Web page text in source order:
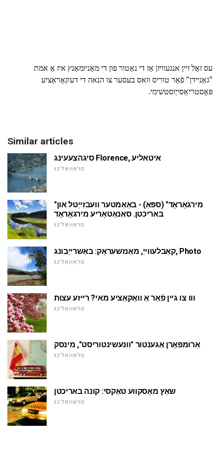
עס זאָל זיין אנגעוויזן אַז די נאַטור פון די מאַניומאַנץ איז אַ אמת
"גאַניידן" פֿאַר טוריס וואס בעסער צו הנאה די דעקאָראַציע
פּאָסטריאַסייַוסטשימי.
Similar articles
סיגהצעעינג Florence, איטאליע
טראַוואַלינג
"מירגאָראָד" (ספּאַ) - באַאַמטער וועבזייַטל און
באריכטן. סאַנאַטאָריע מירגאָראָד
טראַוואַלינג
קאַבלעווייַ, מאַנזשעראָק: באַשרייַבונג, Photo
טראַוואַלינג
ווו צו גיין פֿאַר אַ וואַקאַציע מאי? רייזע עצות
טראַוואַלינג
אַרומפאָרן אַגענטור "וונעשינטוריסט", מינסק
טראַוואַלינג
שאַץ מאָסקווע טאַקסי: קונה באריכטן
טראַוואַלינג